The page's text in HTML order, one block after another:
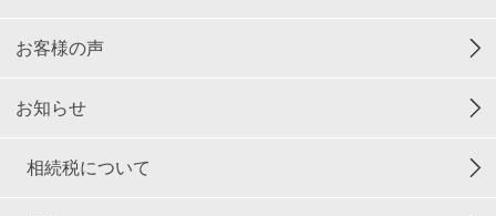
お客様の声
お知らせ
相続税について